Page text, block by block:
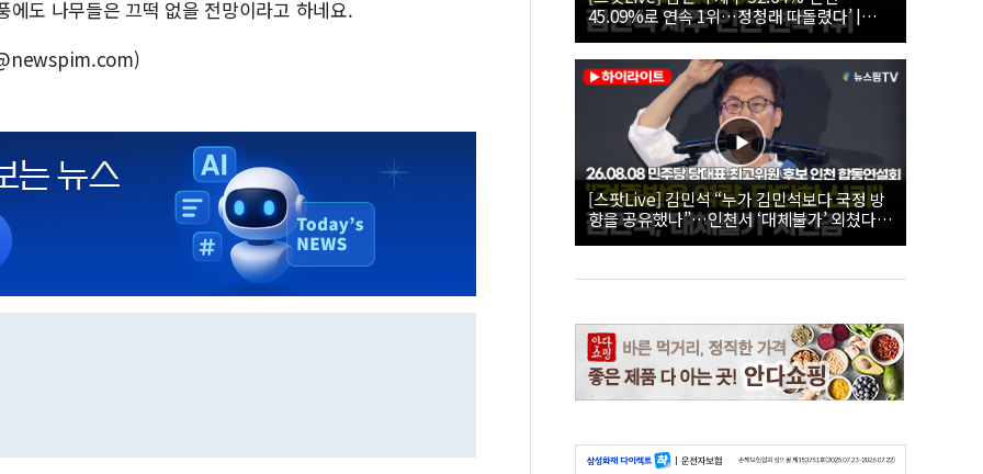
에도 나무들은 끄떡 없을 전망이라고 하네요.
45.09%로 연속 1위…정청래 따돌렸다’ |
26.08.08 더불어민주당 당대표·최고위원 후
보 인천 합동연설회
[스팟Live] 김민석 “누가 김민석보다 국정 방
향을 공유했나”…인천서 ‘대체불가’ 외쳤다 |
26.08.08 더불어민주당 당대표·최고위원 후